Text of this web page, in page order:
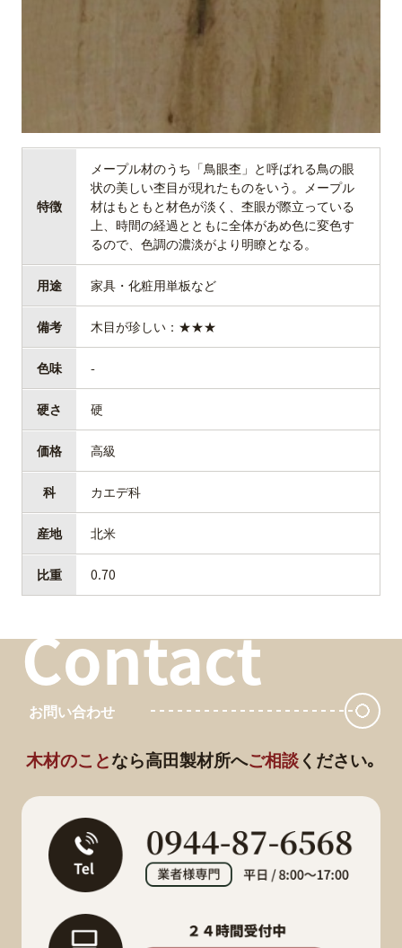
特徴
メープル材のうち「鳥眼杢」と呼ばれる鳥の眼
状の美しい杢目が現れたものをいう。メープル
材はもともと材色が淡く、杢眼が際立っている
上、時間の経過とともに全体があめ色に変色す
るので、色調の濃淡がより明瞭となる。
用途 家具・化粧用単板など
備考 木目が珍しい：★★★
色味 -
硬さ 硬
価格 高級
科 カエデ科
産地 北米
比重 0.70
Contact
お問い合わせ
木材のことなら高田製材所へご相談ください｡